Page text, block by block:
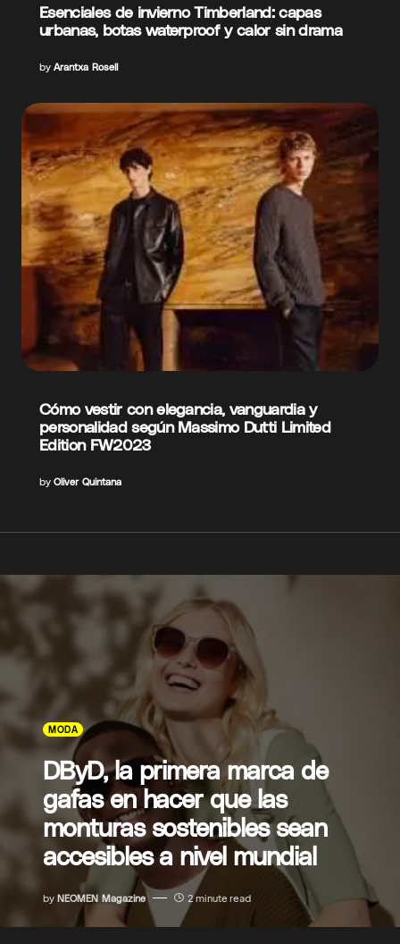
Esenciales de invierno Timberland: capas
urbanas, botas waterproof y calor sin drama
by Arantxa Rosell
Cómo vestir con elegancia, vanguardia y
personalidad según Massimo Dutti Limited
Edition FW2023
by Oliver Quintana
MODA
DByD, la primera marca de
gafas en hacer que las
monturas sostenibles sean
accesibles a nivel mundial
by NEOMEN Magazine 2 minute read